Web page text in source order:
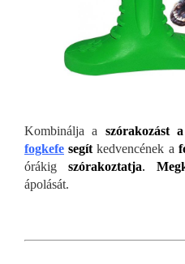
Kombinálja a szórakozást
fogkefe segít kedvencének a
órákig szórakoztatja.
ápolását.